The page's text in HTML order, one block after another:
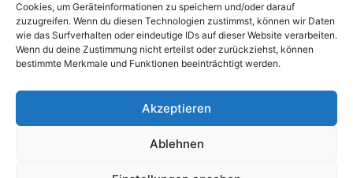
Cookies, um Geräteinformationen zu speichern und/oder darauf
zuzugreifen. Wenn du diesen Technologien zustimmst, können wir Daten
wie das Surfverhalten oder eindeutige IDs auf dieser Website verarbeiten.
Wenn du deine Zustimmung nicht erteilst oder zurückziehst, können
bestimmte Merkmale und Funktionen beeinträchtigt werden.
Akzeptieren
Ablehnen
Website